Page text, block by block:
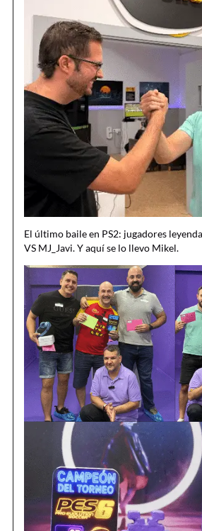
El último baile en PS2: jugadores
VS MJ_Javi. Y aquí se lo llevo Mikel.